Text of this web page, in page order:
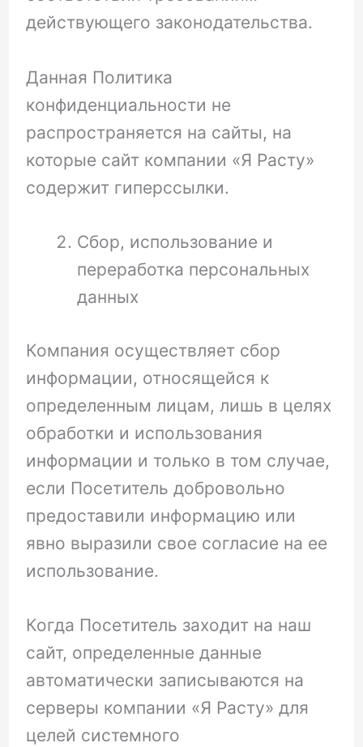
действующего законодательства.
Данная Политика
конфиденциальности не
распространяется на сайты, на
которые сайт компании «Я Расту»
содержит гиперссылки.
Сбор, использование и
переработка персональных
данных
Компания осуществляет сбор
информации, относящейся к
определенным лицам, лишь в целях
обработки и использования
информации и только в том случае,
если Посетитель добровольно
предоставили информацию или
явно выразили свое согласие на ее
использование.
Когда Посетитель заходит на наш
сайт, определенные данные
автоматически записываются на
серверы компании «Я Расту» для
целей системного